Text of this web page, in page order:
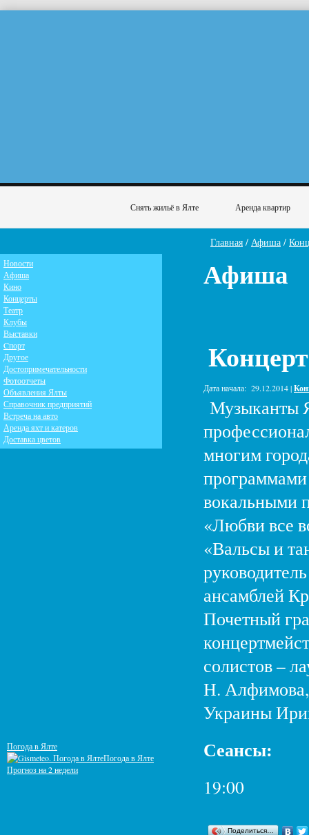
Снять жильё в Ялте Аренда квартир
Главная / Афиша /
Афиша
Дата начала: 29.12.2014 |
Музыканты
многим
вокальными
«Любви все
«Вальсы и
ансамблей
Почетный
солистов –
Н. Алфимова,
Украины
Сеансы:
19:00
Поделиться…
Новости
Афиша
Кино
Концерты
Театр
Клубы
Выставки
Cпорт
Другое
Достопримечательности
Фотоотчеты
Объявления Ялты
Справочник предприятий
Встреча на авто
Аренда яхт и катеров
Доставка цветов
Погода в Ялте
Погода в Ялте
Прогноз на 2 недели